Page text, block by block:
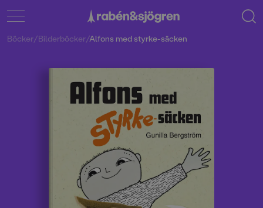
Böcker/Bilderböcker/Alfons med styrke-säcken